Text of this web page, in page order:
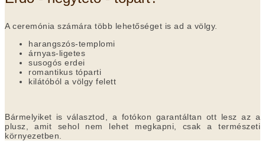
A ceremónia számára több lehetőséget is ad a völgy.
harangszós-templomi
árnyas-ligetes
susogós erdei
romantikus tóparti
kilátóból a völgy felett
Bármelyiket is választod, a fotókon garantáltan ott lesz az a
plusz, amit sehol nem lehet megkapni, csak a természeti
környezetben.